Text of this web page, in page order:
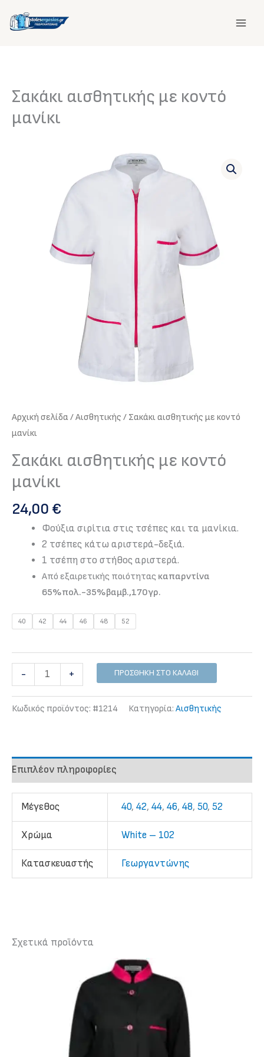
στο
Σακάκι αισθητικής με κοντό
μανίκι
Αρχική σελίδα/Αισθητικής / Σακάκι αισθητικής με κοντό
μανίκι
Σακάκι αισθητικής με κοντό
μανίκι
24,00 €
Φούξια σιρίτια στις τσέπες και τα μανίκια.
2 τσέπες κάτω αριστερά-δεξιά.
1 τσέπη στο στήθος αριστερά.
Από εξαιρετικής ποιότητας καπαρντίνα
65%πολ.-35%βαμβ.,170γρ.
40 42 44 46 48 52
-
αισθητικής
+ ΠΡΟΣΘΉΚΗ ΣΤΟ ΚΑΛΆΘΙ
Κωδικός προϊόντος: #1214 Κατηγορία: Αισθητικής
Επιπλέον πληροφορίες
Mέγεθος 40, 42, 44, 46, 48, 50, 52
Χρώμα White – 102
Κατασκευαστής Γεωργαντώνης
Σχετικά προϊόντα